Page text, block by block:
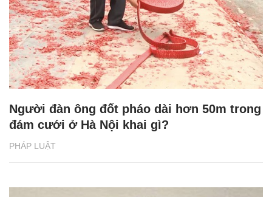
PHÁP LUẬT
Người đàn ông đốt pháo dài hơn 50m trong
đám cưới ở Hà Nội khai gì?